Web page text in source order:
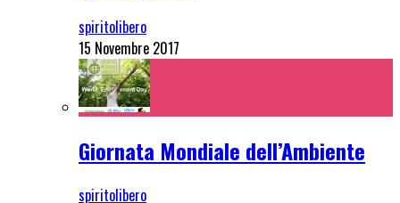
spiritolibero
15 Novembre 2017
Giornata Mondiale dell’Ambiente
spiritolibero